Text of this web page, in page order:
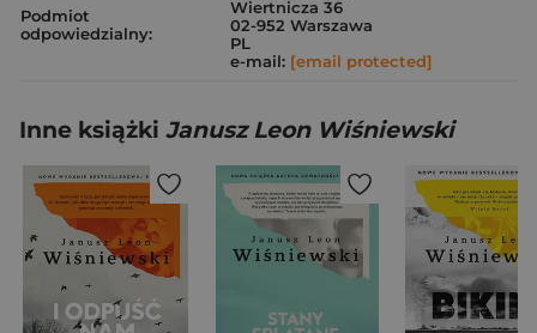
Podmiot
odpowiedzialny:
Wiertnicza 36
02-952 Warszawa
PL
e-mail: [email protected]
Inne książki Janusz Leon Wiśniewski